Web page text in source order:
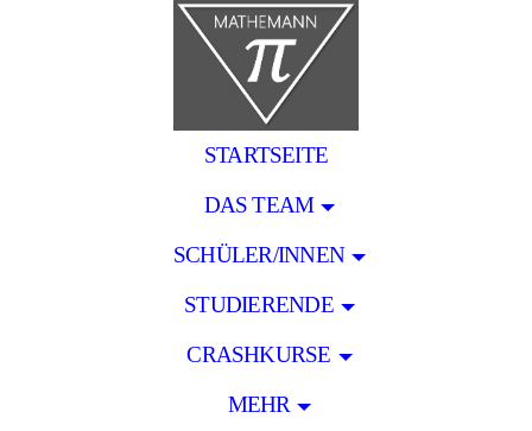
STARTSEITE
DAS TEAM
SCHÜLER/INNEN
STUDIERENDE
CRASHKURSE
MEHR